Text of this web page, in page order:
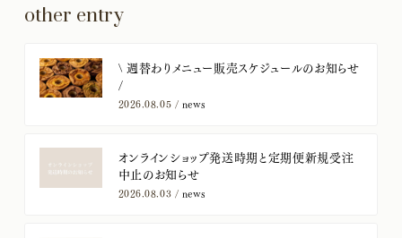
other entry
​\ 週替わりメニュー販売スケジュールのお知らせ
/
2026.08.05 / news
オンラインショップ発送時期と定期便新規受注
中止のお知らせ
2026.08.03 / news